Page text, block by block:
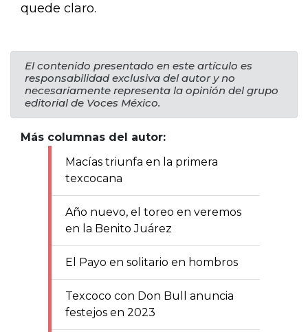
quede claro.
El contenido presentado en este artículo es
responsabilidad exclusiva del autor y no
necesariamente representa la opinión del grupo
editorial de Voces México.
Más columnas del autor:
Macías triunfa en la primera
texcocana
Año nuevo, el toreo en veremos
en la Benito Juárez
El Payo en solitario en hombros
Texcoco con Don Bull anuncia
festejos en 2023